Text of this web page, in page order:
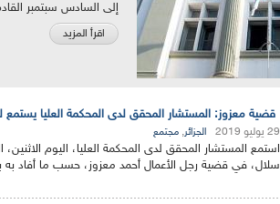
إلى السادس سبتمبر
اقرأ المزيد
قضية معزوز: المستشار المحقق لدى المحكمة العليا يستمع
29 يوليو 2019 الجزائر, مجتمع
استمع المستشار المحقق لدى المحكمة العليا، اليوم الاثنين،
سلال، في قضية رجل الأعمال أحمد معزوز، حسب ما أفاد به